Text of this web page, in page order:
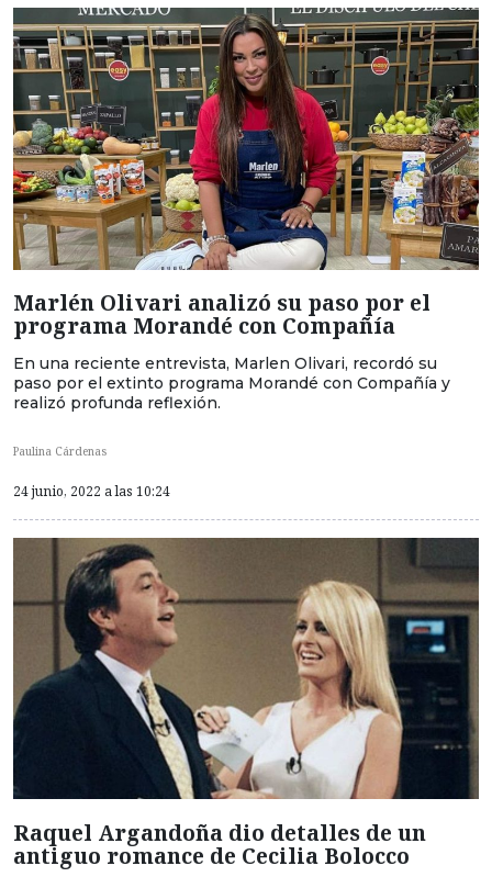
Marlén Olivari analizó su paso por el
programa Morandé con Compañía
En una reciente entrevista, Marlen Olivari, recordó su
paso por el extinto programa Morandé con Compañía y
realizó profunda reflexión.
Paulina Cárdenas
24 junio, 2022 a las 10:24
Raquel Argandoña dio detalles de un
antiguo romance de Cecilia Bolocco